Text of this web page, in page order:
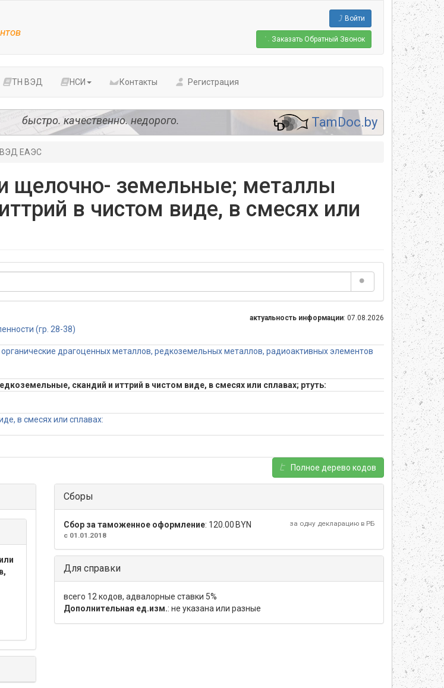
Войти
Заказать Обратный Звонок
ТН ВЭД НСИ Контакты Регистрация
TamDoc.by
быстро. качественно. недорого.
ВЭД ЕАЭС
щелочно- земельные; металлы
в чистом виде, в смесях или
актуальность информации: 07.08.2026
(гр. 28-38)
драгоценных металлов, редкоземельных металлов, радиоактивных элементов
скандий и иттрий в чистом виде, в смесях или сплавах; ртуть:
в смесях или сплавах:
Полное дерево кодов
Сборы
Сбор за таможенное оформление: 120.00 BYN
за одну декларацию в РБ
с 01.01.2018
Для справки
всего 12 кодов, адвалорные ставки 5%
Дополнительная ед.изм.: не указана или разные